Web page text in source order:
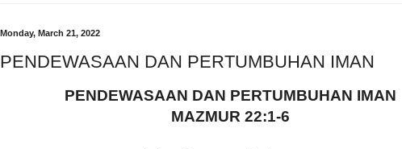
Monday, March 21, 2022
PENDEWASAAN DAN PERTUMBUHAN IMAN
PENDEWASAAN DAN PERTUMBUHAN IMAN
MAZMUR 22:1-6